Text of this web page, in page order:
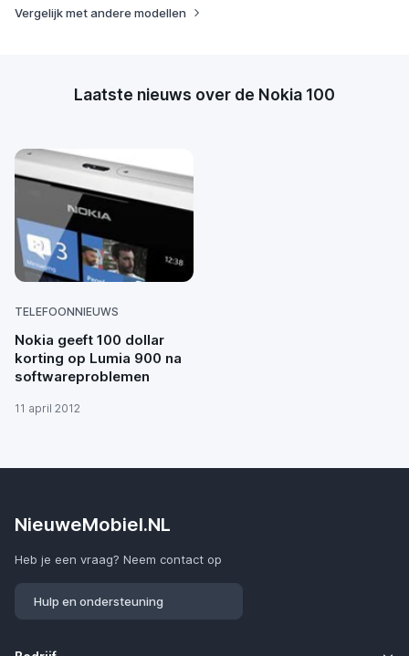
Vergelijk met andere modellen
Laatste nieuws over de Nokia 100
TELEFOONNIEUWS
Nokia geeft 100 dollar
korting op Lumia 900 na
softwareproblemen
11 april 2012
NieuweMobiel.NL
Heb je een vraag? Neem contact op
Hulp en ondersteuning